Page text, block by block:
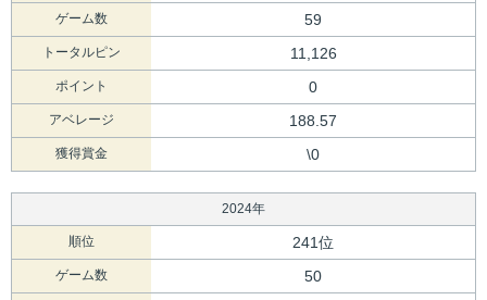
ゲーム数 59
トータルピン 11,126
ポイント 0
アベレージ 188.57
獲得賞金 \0
2024年
順位 241位
ゲーム数 50